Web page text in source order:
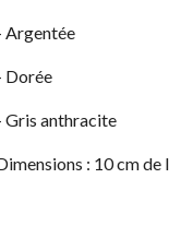
Argentée
Dorée
Gris anthracite
: 10 cm